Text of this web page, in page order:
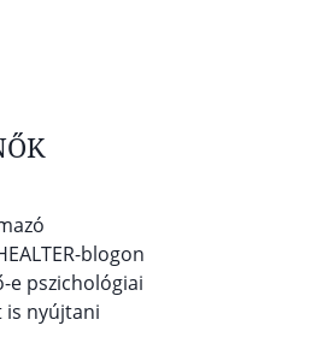
blogon
e pszichológiai
is nyújtani